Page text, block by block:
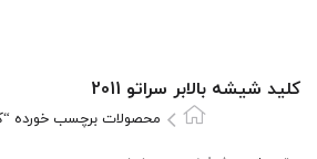
کليد شيشه بالابر سراتو 2011
محصولات برچسب خورده “کليد